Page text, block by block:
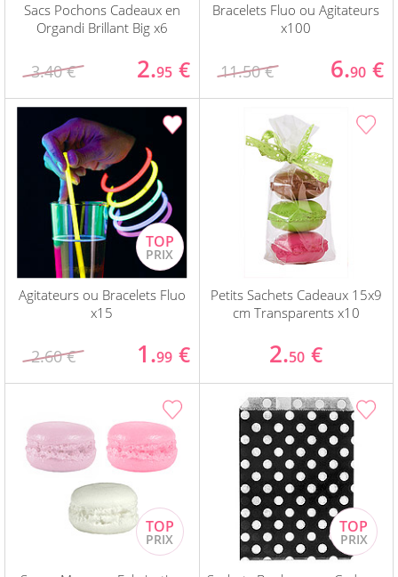
Sacs Pochons Cadeaux en
Organdi Brillant Big x6
3.40 € 2.95 €
Bracelets Fluo ou Agitateurs
x100
11.50 € 6.90 €
Agitateurs ou Bracelets Fluo
x15
2.60 € 1.99 €
Petits Sachets Cadeaux 15x9
cm Transparents x10
2.50 €